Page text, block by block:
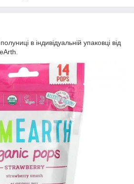
в індивідуальній упаковці від